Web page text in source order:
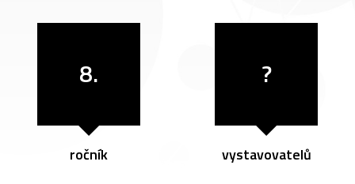
8.
ročník
?
vystavovatelů